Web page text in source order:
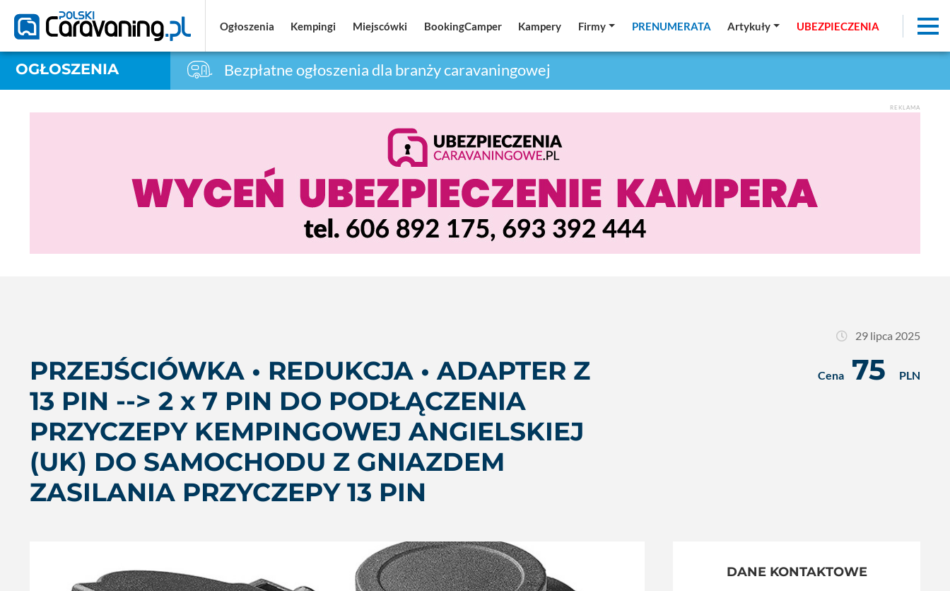
Ogłoszenia Kempingi Miejscówki BookingCamper Kampery Firmy PRENUMERATA Artykuły UBEZPIECZENIA
OGŁOSZENIA Bezpłatne ogłoszenia dla branży caravaningowej
REKLAMA
29 lipca 2025
PRZEJŚCIÓWKA • REDUKCJA • ADAPTER Z
13 PIN --> 2 x 7 PIN DO PODŁĄCZENIA
PRZYCZEPY KEMPINGOWEJ ANGIELSKIEJ
(UK) DO SAMOCHODU Z GNIAZDEM
ZASILANIA PRZYCZEPY 13 PIN
Cena75 PLN
DANE KONTAKTOWE
Ogłoszenia Kempingi Miejscówki BookingCamper Kampery Firmy PRENUMERATA Artykuły UBEZPIECZENIA